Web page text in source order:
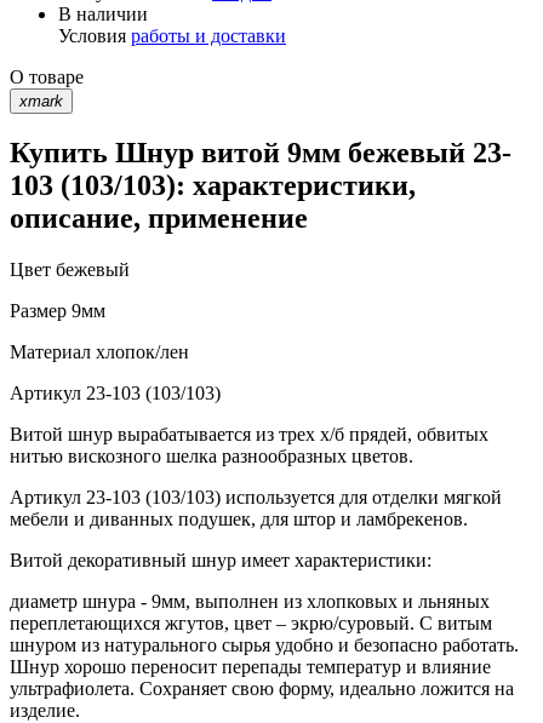
В наличии
Условия работы и доставки
О товаре
xmark
Купить Шнур витой 9мм бежевый 23-
103 (103/103): характеристики,
описание, применение
Цвет бежевый
Размер 9мм
Материал хлопок/лен
Артикул 23-103 (103/103)
Витой шнур вырабатывается из трех х/б прядей, обвитых
нитью вискозного шелка разнообразных цветов.
Артикул 23-103 (103/103) используется для отделки мягкой
мебели и диванных подушек, для штор и ламбрекенов.
Витой декоративный шнур имеет характеристики:
диаметр шнура - 9мм, выполнен из хлопковых и льняных
переплетающихся жгутов, цвет – экрю/суровый. С витым
шнуром из натурального сырья удобно и безопасно работать.
Шнур хорошо переносит перепады температур и влияние
ультрафиолета. Сохраняет свою форму, идеально ложится на
изделие.